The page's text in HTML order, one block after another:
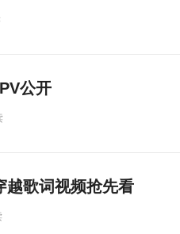
公开
越歌词视频抢先看